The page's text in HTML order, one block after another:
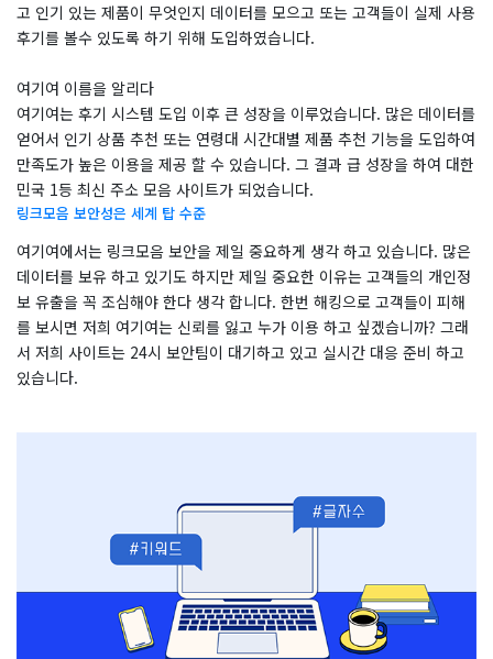
고 인기 있는 제품이 무엇인지 데이터를 모으고 또는 고객들이 실제 사용
후기를 볼수 있도록 하기 위해 도입하였습니다.
​여기여 이름을 알리다
​여기여는 후기 시스템 도입 이후 큰 성장을 이루었습니다. 많은 데이터를
얻어서 인기 상품 추천 또는 연령대 시간대별 제품 추천 기능을 도입하여
만족도가 높은 이용을 제공 할 수 있습니다. 그 결과 급 성장을 하여 대한
민국 1등 최신 주소 모음 사이트가 되었습니다.
링크모음 보안성은 세계 탑 수준
여기여에서는 링크모음 보안을 제일 중요하게 생각 하고 있습니다. 많은
데이터를 보유 하고 있기도 하지만 제일 중요한 이유는 고객들의 개인정
보 유출을 꼭 조심해야 한다 생각 합니다. 한번 해킹으로 고객들이 피해
를 보시면 저희 여기여는 신뢰를 잃고 누가 이용 하고 싶겠습니까? 그래
서 저희 사이트는 24시 보안팀이 대기하고 있고 실시간 대응 준비 하고
있습니다.